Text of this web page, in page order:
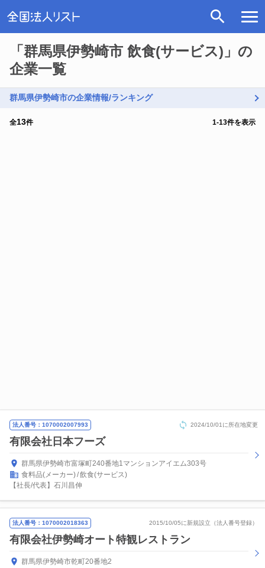
「群馬県伊勢崎市 飲食(サービス)」の
企業一覧
群馬県伊勢崎市の企業情報/ランキング
全13件 1-13件を表示
法人番号：1070002007993 2024/10/01に所在地変更
有限会社日本フーズ
群馬県伊勢崎市富塚町240番地1マンションアイエム303号
食料品(メーカー) 飲食(サービス)
【社長/代表】石川昌伸
法人番号：1070002018363 2015/10/05に新規設立（法人番号登録）
有限会社伊勢崎オート特観レストラン
群馬県伊勢崎市乾町20番地2